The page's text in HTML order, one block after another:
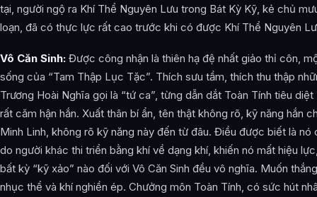
tại, người ngộ ra Khí Thể Nguyên Lưu trong Bát Kỳ Kỹ, kẻ chủ
loạn, đã có thực lực rất cao trước khi có được Khí Thể Nguyên
Vô Căn Sinh: Được công nhận là thiên hạ đệ nhất giảo thỉ côn,
sống của “Tam Thập Lục Tặc”. Thích sưu tầm, thích thu thập
Trương Hoài Nghĩa gọi là “tứ ca”, từng dẫn dắt Toàn Tính tiêu
rất căm hận hắn. Xuất thân bí ẩn, tên thật không rõ, kỹ năng hắn
Minh Linh, không rõ kỹ năng này đến từ đâu. Điều được biết là
do người khác thi triển bằng khí về dạng khí, khiến nó mất hiệu
bất kỳ “kỹ xảo” nào đối với Vô Căn Sinh đều vô nghĩa. Muốn
nhục thể và khí nghiền ép. Chưởng môn Toàn Tính, có sức hút